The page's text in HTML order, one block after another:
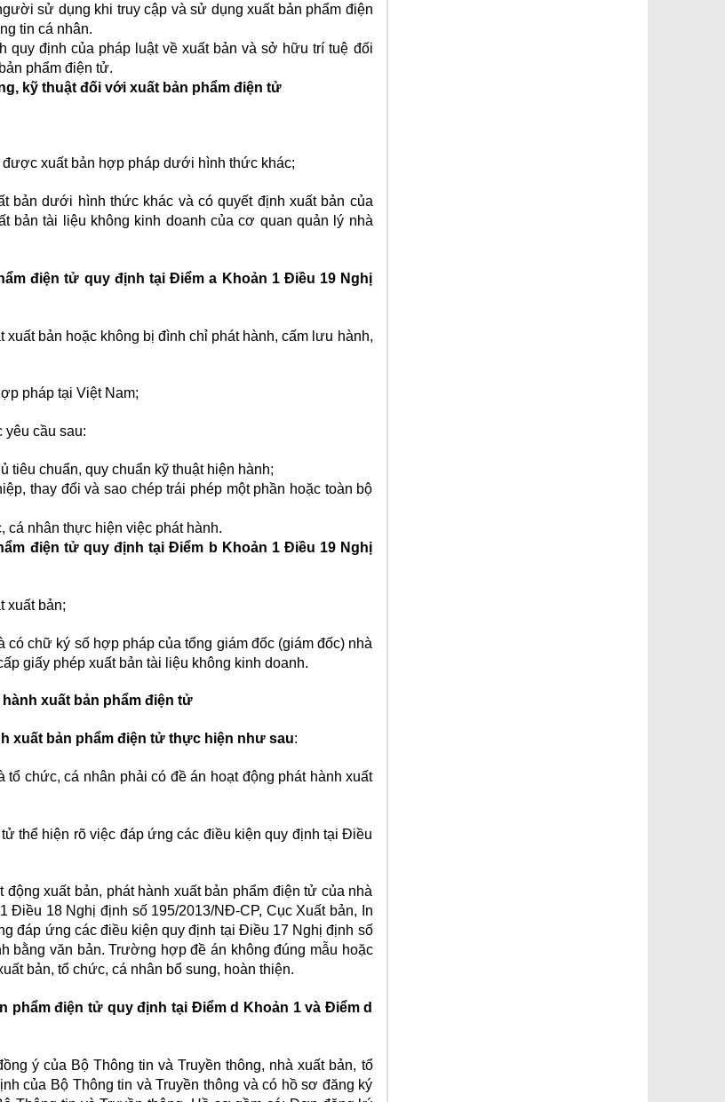
sử dụng khi truy cập và sử dụng xuất bản phẩm điện
tin cá nhân.
quy định của pháp luật về xuất bản và sở hữu trí tuệ đối
phẩm điện tử.
kỹ thuật đối với xuất bản phẩm điện tử
xuất bản hợp pháp dưới hình thức khác;
dưới hình thức khác và có quyết định xuất bản của
bản tài liệu không kinh doanh của cơ quan quản lý nhà
điện tử quy định tại Điểm a Khoản 1 Điều 19 Nghị
bản hoặc không bị đình chỉ phát hành, cấm lưu hành,
pháp tại Việt Nam;
yêu cầu sau:
chuẩn, quy chuẩn kỹ thuật hiện hành;
thay đổi và sao chép trái phép một phần hoặc toàn bộ
nhân thực hiện việc phát hành.
điện tử quy định tại Điểm b Khoản 1 Điều 19 Nghị
xuất bản;
chữ ký số hợp pháp của tổng giám đốc (giám đốc) nhà
giấy phép xuất bản tài liệu không kinh doanh.
xuất bản phẩm điện tử
xuất bản phẩm điện tử thực hiện như sau:
chức, cá nhân phải có đề án hoạt động phát hành xuất
thể hiện rõ việc đáp ứng các điều kiện quy định tại Điều
xuất bản, phát hành xuất bản phẩm điện tử của nhà
Điều 18 Nghị định số 195/2013/NĐ-CP, Cục Xuất bản, In
đáp ứng các điều kiện quy định tại Điều 17 Nghị định số
bằng văn bản. Trường hợp đề án không đúng mẫu hoặc
bản, tổ chức, cá nhân bổ sung, hoàn thiện.
phẩm điện tử quy định tại Điểm d Khoản 1 và Điểm d
ý của Bộ Thông tin và Truyền thông, nhà xuất bản, tổ
của Bộ Thông tin và Truyền thông và có hồ sơ đăng ký